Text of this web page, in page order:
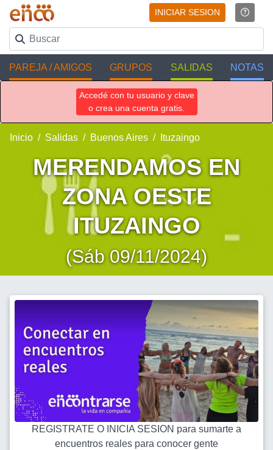
INICIAR SESION
PAREJA / AMIGOS GRUPOS SALIDAS NOTAS
Accedé con tu usuario y clave
o crea una cuenta gratis.
Inicio Salidas Buenos Aires Ituzaingo
MERENDAMOS EN
ZONA OESTE
ITUZAINGO
(Sáb 09/11/2024)
REGISTRATE O INICIA SESION para sumarte a
encuentros reales para conocer gente